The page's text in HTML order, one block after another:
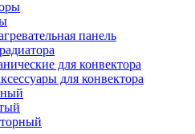
панель
для конвектора
для конвектора